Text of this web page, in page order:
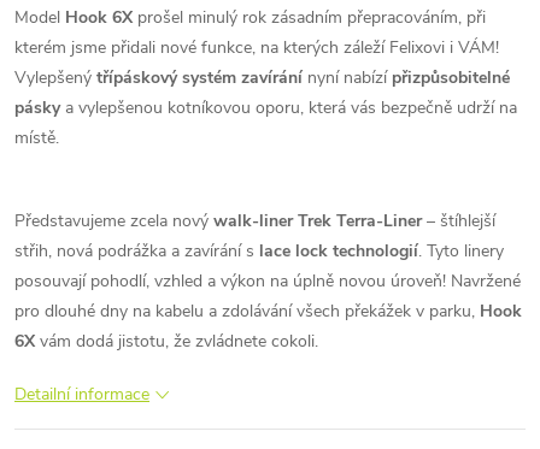
Model Hook 6X prošel minulý rok zásadním přepracováním, při
kterém jsme přidali nové funkce, na kterých záleží Felixovi i VÁM!
Vylepšený třípáskový systém zavírání nyní nabízí přizpůsobitelné
pásky a vylepšenou kotníkovou oporu, která vás bezpečně udrží na
místě.
Představujeme zcela nový walk-liner Trek Terra-Liner – štíhlejší
střih, nová podrážka a zavírání s lace lock technologií. Tyto linery
posouvají pohodlí, vzhled a výkon na úplně novou úroveň! Navržené
pro dlouhé dny na kabelu a zdolávání všech překážek v parku, Hook
6X vám dodá jistotu, že zvládnete cokoli.
Detailní informace